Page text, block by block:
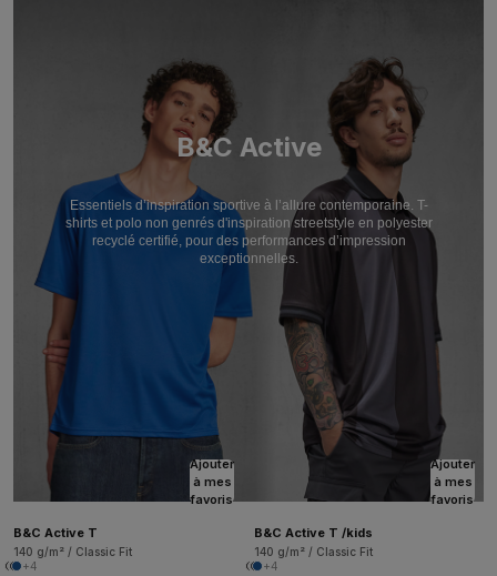
B&C Active
Essentiels d’inspiration sportive à l’allure contemporaine. T-
shirts et polo non genrés d'inspiration streetstyle en polyester
recyclé certifié, pour des performances d’impression
exceptionnelles.
Ajouter
à mes
favoris
B&C Active T
140 g/m² / Classic Fit
+4
Ajouter
à mes
favoris
B&C Active T /kids
140 g/m² / Classic Fit
+4